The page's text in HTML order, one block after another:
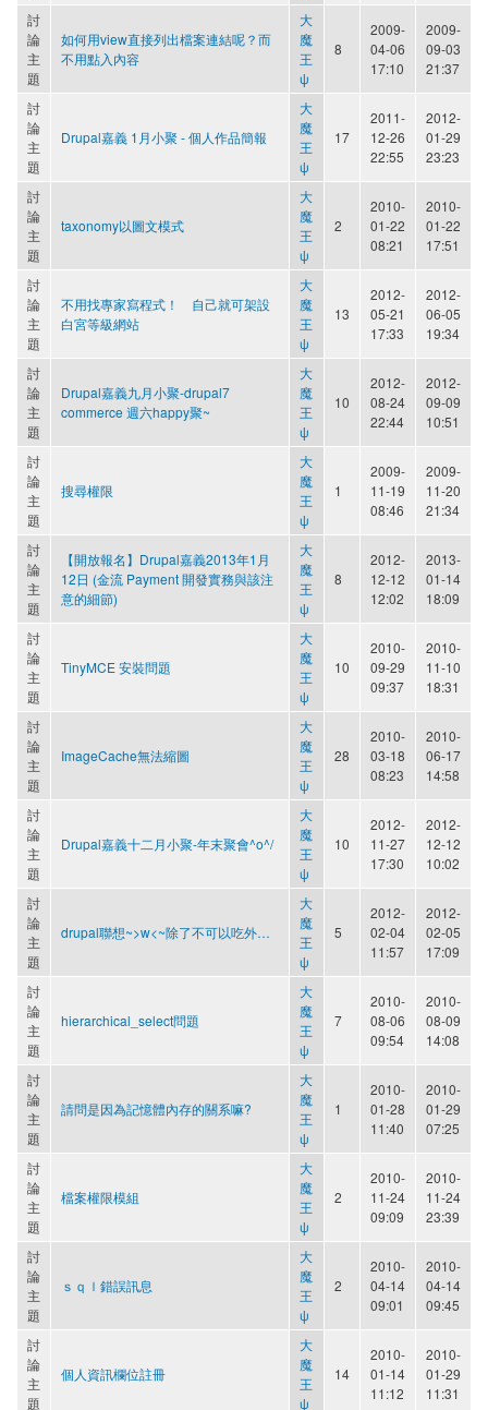
討
論
主
題
如何用view直接列出檔案連結呢？而
不用點入內容
大
魔
王
ψ
8
2009-
04-06
17:10
2009-
09-03
21:37
討
論
主
題
Drupal嘉義 1月小聚 - 個人作品簡報
大
魔
王
ψ
17
2011-
12-26
22:55
2012-
01-29
23:23
討
論
主
題
taxonomy以圖文模式
大
魔
王
ψ
2
2010-
01-22
08:21
2010-
01-22
17:51
討
論
主
題
不用找專家寫程式！ 自己就可架設
白宮等級網站
大
魔
王
ψ
13
2012-
05-21
17:33
2012-
06-05
19:34
討
論
主
題
Drupal嘉義九月小聚-drupal7
commerce 週六happy聚~
大
魔
王
ψ
10
2012-
08-24
22:44
2012-
09-09
10:51
討
論
主
題
搜尋權限
大
魔
王
ψ
1
2009-
11-19
08:46
2009-
11-20
21:34
討
論
主
題
【開放報名】Drupal嘉義2013年1月
12日 (金流 Payment 開發實務與該注
意的細節)
大
魔
王
ψ
8
2012-
12-12
12:02
2013-
01-14
18:09
討
論
主
題
TinyMCE 安裝問題
大
魔
王
ψ
10
2010-
09-29
09:37
2010-
11-10
18:31
討
論
主
題
ImageCache無法縮圖
大
魔
王
ψ
28
2010-
03-18
08:23
2010-
06-17
14:58
討
論
主
題
Drupal嘉義十二月小聚-年末聚會^o^/
大
魔
王
ψ
10
2012-
11-27
17:30
2012-
12-12
10:02
討
論
主
題
drupal聯想~>w<~除了不可以吃外…
大
魔
王
ψ
5
2012-
02-04
11:57
2012-
02-05
17:09
討
論
主
題
hierarchical_select問題
大
魔
王
ψ
7
2010-
08-06
09:54
2010-
08-09
14:08
討
論
主
題
請問是因為記憶體內存的關系嘛?
大
魔
王
ψ
1
2010-
01-28
11:40
2010-
01-29
07:25
討
論
主
題
檔案權限模組
大
魔
王
ψ
2
2010-
11-24
09:09
2010-
11-24
23:39
討
論
主
題
ｓｑｌ錯誤訊息
大
魔
王
ψ
2
2010-
04-14
09:01
2010-
04-14
09:45
討
論
主
題
個人資訊欄位註冊
大
魔
王
ψ
14
2010-
01-14
11:12
2010-
01-29
11:31